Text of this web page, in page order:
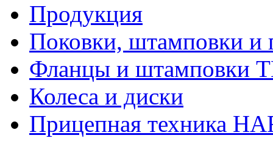
Продукция
Поковки, штамповки и
Фланцы и штамповки
Колеса и диски
Прицепная техника